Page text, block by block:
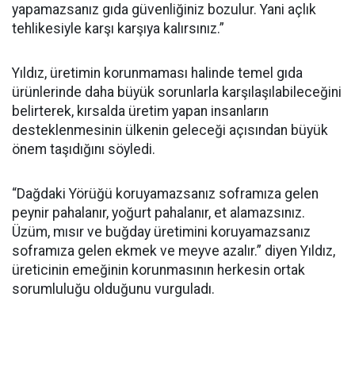
yapamazsanız gıda güvenliğiniz bozulur. Yani açlık
tehlikesiyle karşı karşıya kalırsınız.”
Yıldız, üretimin korunmaması halinde temel gıda
ürünlerinde daha büyük sorunlarla karşılaşılabileceğini
belirterek, kırsalda üretim yapan insanların
desteklenmesinin ülkenin geleceği açısından büyük
önem taşıdığını söyledi.
“Dağdaki Yörüğü koruyamazsanız soframıza gelen
peynir pahalanır, yoğurt pahalanır, et alamazsınız.
Üzüm, mısır ve buğday üretimini koruyamazsanız
soframıza gelen ekmek ve meyve azalır.” diyen Yıldız,
üreticinin emeğinin korunmasının herkesin ortak
sorumluluğu olduğunu vurguladı.